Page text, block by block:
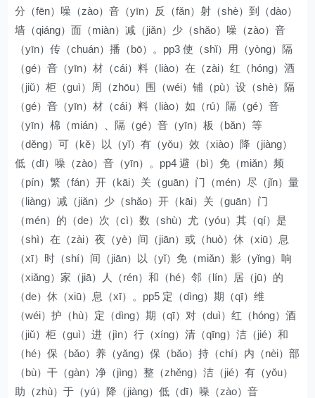
分（fēn）噪（zào）音（yīn）反（fǎn）射（shè）到（dào）
墙（qiáng）面（miàn）减（jiǎn）少（shǎo）噪（zào）音
（yīn）传（chuán）播（bō）。pp3 使（shǐ）用（yòng）隔
（gé）音（yīn）材（cái）料（liào）在（zài）红（hóng）酒
（jiǔ）柜（guì）周（zhōu）围（wéi）铺（pù）设（shè）隔
（gé）音（yīn）材（cái）料（liào）如（rú）隔（gé）音
（yīn）棉（mián）、隔（gé）音（yīn）板（bǎn）等
（děng）可（kě）以（yǐ）有（yǒu）效（xiào）降（jiàng）
低（dī）噪（zào）音（yīn）。pp4 避（bì）免（miǎn）频
（pín）繁（fán）开（kāi）关（guān）门（mén）尽（jǐn）量
（liàng）减（jiǎn）少（shǎo）开（kāi）关（guān）门
（mén）的（de）次（cì）数（shù）尤（yóu）其（qí）是
（shì）在（zài）夜（yè）间（jiān）或（huò）休（xiū）息
（xī）时（shí）间（jiān）以（yǐ）免（miǎn）影（yǐng）响
（xiǎng）家（jiā）人（rén）和（hé）邻（lín）居（jū）的
（de）休（xiū）息（xī）。pp5 定（dìng）期（qī）维
（wéi）护（hù）定（dìng）期（qī）对（duì）红（hóng）酒
（jiǔ）柜（guì）进（jìn）行（xíng）清（qīng）洁（jié）和
（hé）保（bǎo）养（yǎng）保（bǎo）持（chí）内（nèi）部
（bù）干（gàn）净（jìng）整（zhěng）洁（jié）有（yǒu）
助（zhù）于（yú）降（jiàng）低（dī）噪（zào）音